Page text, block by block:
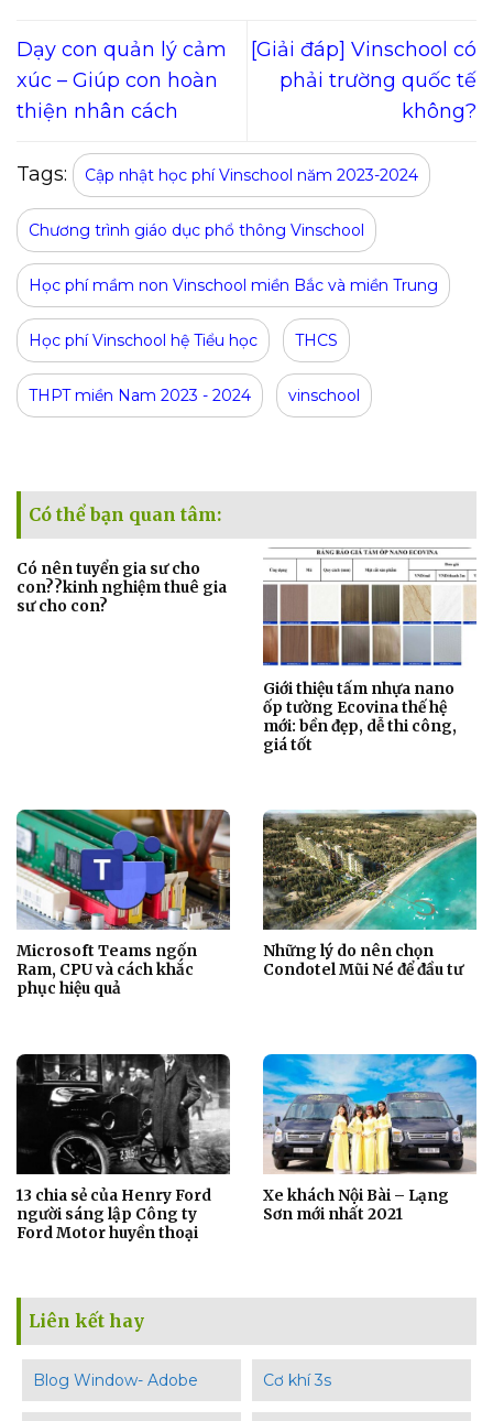
Dạy con quản lý cảm
xúc – Giúp con hoàn
thiện nhân cách
[Giải đáp] Vinschool có
phải trường quốc tế
không?
Tags: Cập nhật học phí Vinschool năm 2023-2024
Chương trình giáo dục phổ thông Vinschool
Học phí mầm non Vinschool miền Bắc và miền Trung
Học phí Vinschool hệ Tiểu học THCS
THPT miền Nam 2023 - 2024 vinschool
Có thể bạn quan tâm:
Có nên tuyển gia sư cho
con??kinh nghiệm thuê gia
sư cho con?
Giới thiệu tấm nhựa nano
ốp tường Ecovina thế hệ
mới: bền đẹp, dễ thi công,
giá tốt
Microsoft Teams ngốn
Ram, CPU và cách khắc
phục hiệu quả
Những lý do nên chọn
Condotel Mũi Né để đầu tư
13 chia sẻ của Henry Ford
người sáng lập Công ty
Ford Motor huyền thoại
Xe khách Nội Bài – Lạng
Sơn mới nhất 2021
Liên kết hay
Blog Window- Adobe Cơ khí 3s